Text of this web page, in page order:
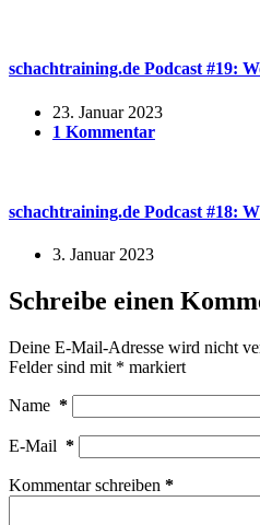
schachtraining.de Podcast #19:
23. Januar 2023
1 Kommentar
schachtraining.de Podcast #18:
3. Januar 2023
Schreibe einen
Deine E-Mail-Adresse wird nicht
Felder sind mit * markiert
Name *
E-Mail *
Kommentar schreiben *